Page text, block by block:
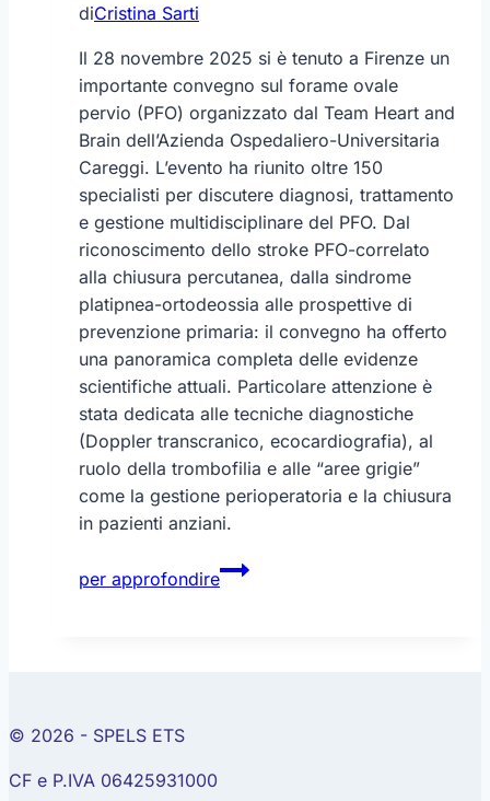
diCristina Sarti
Il 28 novembre 2025 si è tenuto a Firenze un
importante convegno sul forame ovale
pervio (PFO) organizzato dal Team Heart and
Brain dell’Azienda Ospedaliero-Universitaria
Careggi. L’evento ha riunito oltre 150
specialisti per discutere diagnosi, trattamento
e gestione multidisciplinare del PFO. Dal
riconoscimento dello stroke PFO-correlato
alla chiusura percutanea, dalla sindrome
platipnea-ortodeossia alle prospettive di
prevenzione primaria: il convegno ha offerto
una panoramica completa delle evidenze
scientifiche attuali. Particolare attenzione è
stata dedicata alle tecniche diagnostiche
(Doppler transcranico, ecocardiografia), al
ruolo della trombofilia e alle “aree grigie”
come la gestione perioperatoria e la chiusura
in pazienti anziani.
per approfondire
Forame
Ovale
© 2026 - SPELS ETS
CF e P.IVA 06425931000